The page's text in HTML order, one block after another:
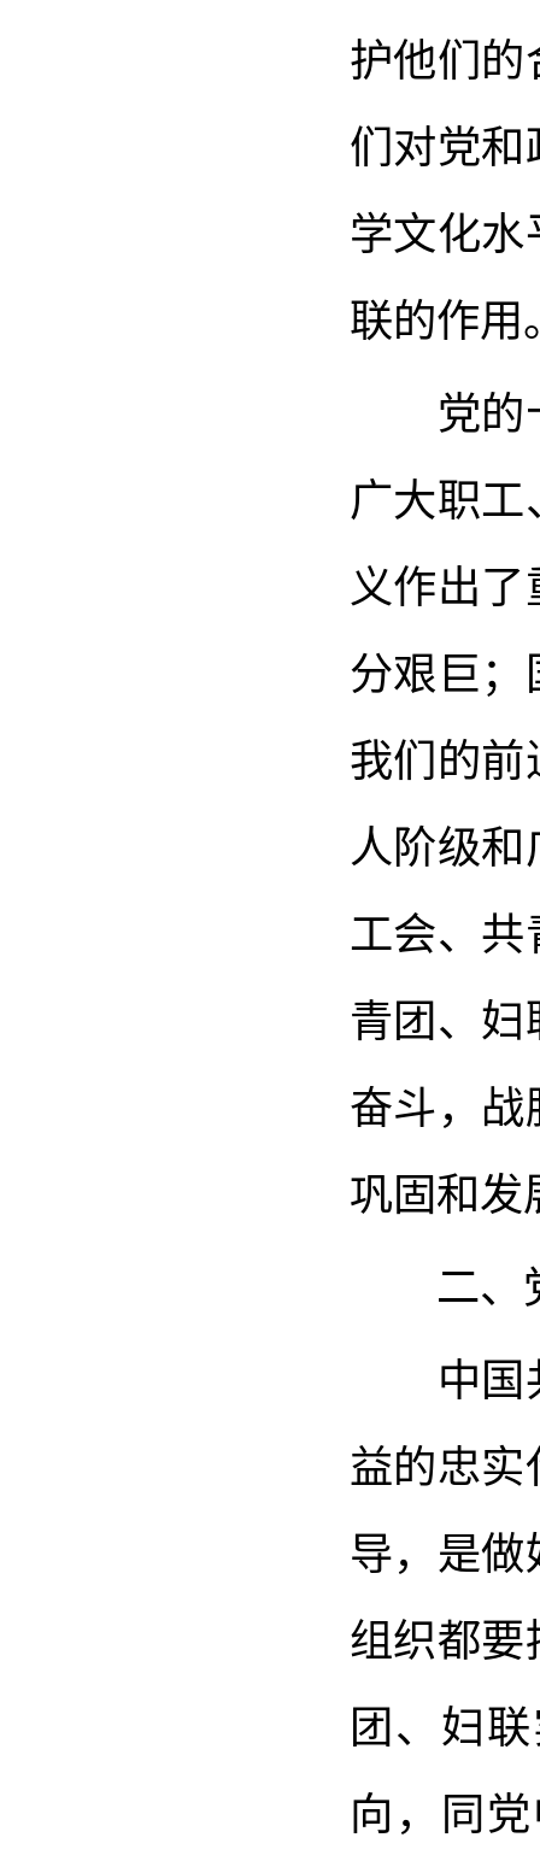
护他们的
们对党和
学文化水
联的作用
党的十
广大职工
义作出了
分艰巨；
我们的前
人阶级和
工会、共
青团、妇
奋斗，战
巩固和发
二、党
中国共
益的忠实
导，是做
组织都要
团、妇
向，同